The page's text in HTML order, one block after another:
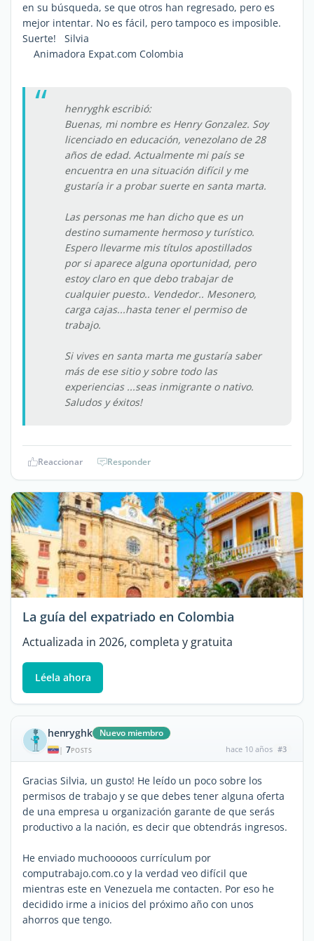
en su búsqueda, se que otros han regresado, pero es
mejor intentar. No es fácil, pero tampoco es imposible.
Suerte! Silvia
Animadora Expat.com Colombia
henryghk escribió:
Buenas, mi nombre es Henry Gonzalez. Soy
licenciado en educación, venezolano de 28
años de edad. Actualmente mi país se
encuentra en una situación difícil y me
gustaría ir a probar suerte en santa marta.
Las personas me han dicho que es un
destino sumamente hermoso y turístico.
Espero llevarme mis títulos apostillados
por si aparece alguna oportunidad, pero
estoy claro en que debo trabajar de
cualquier puesto.. Vendedor.. Mesonero,
carga cajas...hasta tener el permiso de
trabajo.
Si vives en santa marta me gustaría saber
más de ese sitio y sobre todo las
experiencias ...seas inmigrante o nativo.
Saludos y éxitos!
Reaccionar Responder
La guía del expatriado en Colombia
Actualizada in 2026, completa y gratuita
Léela ahora
henryghk Nuevo miembro
| 7POSTS hace 10 años #3
Gracias Silvia, un gusto! He leído un poco sobre los
permisos de trabajo y se que debes tener alguna oferta
de una empresa u organización garante de que serás
productivo a la nación, es decir que obtendrás ingresos.
He enviado muchooooos currículum por
computrabajo.com.co y la verdad veo difícil que
mientras este en Venezuela me contacten. Por eso he
decidido irme a inicios del próximo año con unos
ahorros que tengo.